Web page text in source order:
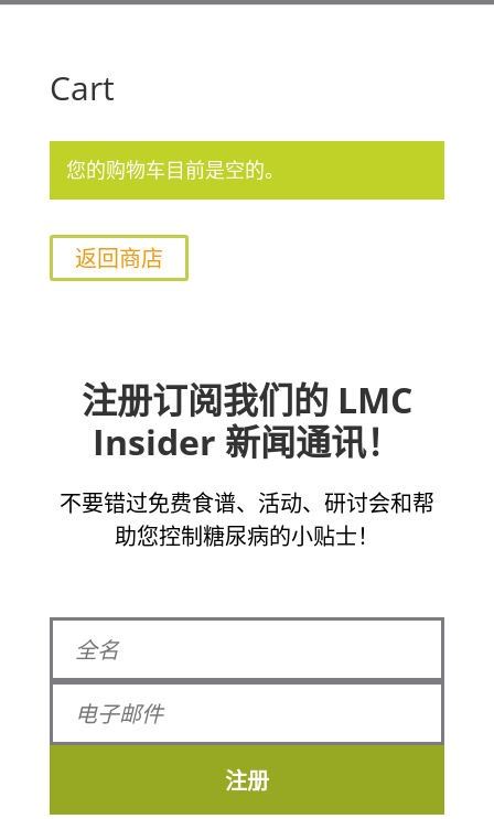
Cart
您的购物车目前是空的。
返回商店
注册订阅我们的 LMC
Insider 新闻通讯！
不要错过免费食谱、活动、研讨会和帮
助您控制糖尿病的小贴士！
注册